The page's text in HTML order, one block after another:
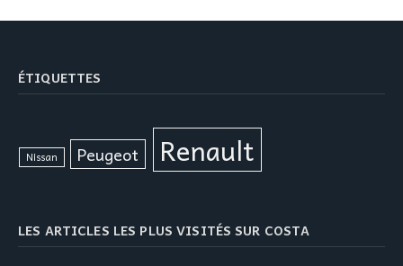
ÉTIQUETTES
Nissan Peugeot Renault
LES ARTICLES LES PLUS VISITÉS SUR COSTA